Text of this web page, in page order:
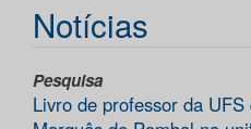
Notícias
Pesquisa
Livro de professor da